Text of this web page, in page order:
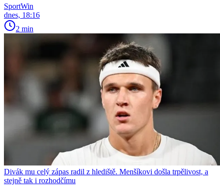
SportWin
dnes, 18:16
2 min
Divák mu celý zápas radil z hlediště. Menšíkovi došla trpělivost, a
stejně tak i rozhodčímu